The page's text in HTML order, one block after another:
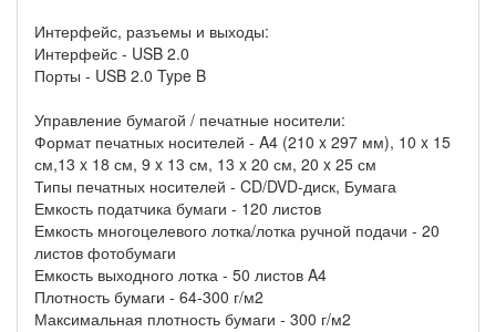
Интерфейс, разъемы и выходы:
Интерфейс - USB 2.0
Порты - USB 2.0 Type B
Управление бумагой / печатные носители:
Формат печатных носителей - A4 (210 x 297 мм), 10 x 15
см,13 x 18 см, 9 x 13 см, 13 x 20 см, 20 x 25 см
Типы печатных носителей - CD/DVD-диск, Бумага
Емкость податчика бумаги - 120 листов
Емкость многоцелевого лотка/лотка ручной подачи - 20
листов фотобумаги
Емкость выходного лотка - 50 листов A4
Плотность бумаги - 64-300 г/м2
Максимальная плотность бумаги - 300 г/м2